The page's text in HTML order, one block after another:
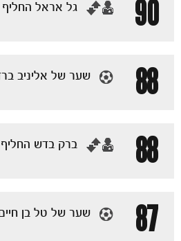
90 ‏גל אראל
88 שער של אליניב
88 ‏ברק בדש
87 שער של טל בן